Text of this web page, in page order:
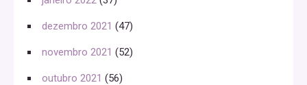
dezembro 2021 (47)
novembro 2021 (52)
outubro 2021 (56)